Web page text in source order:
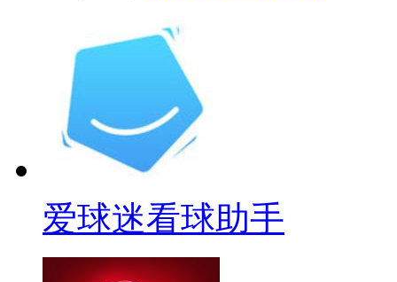
爱球迷看球助手